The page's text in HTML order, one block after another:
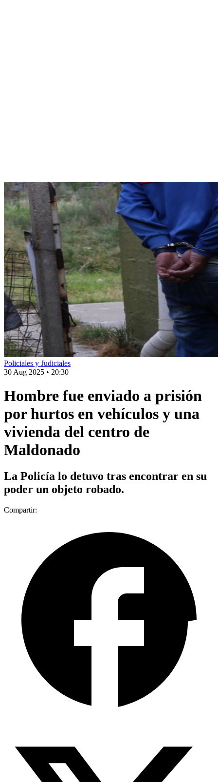
Policiales y Judiciales
30 Aug 2025 • 20:30
Hombre fue enviado a prisión
por hurtos en vehículos y una
vivienda del centro de
Maldonado
La Policía lo detuvo tras encontrar en su
poder un objeto robado.
Compartir: